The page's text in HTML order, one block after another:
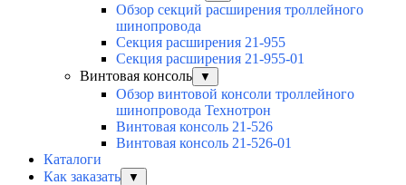
Обзор секций расширения троллейного
шинопровода
Секция расширения 21-955
Секция расширения 21-955-01
Винтовая консоль
▼
Обзор винтовой консоли троллейного
шинопровода Технотрон
Винтовая консоль 21-526
Винтовая консоль 21-526-01
Каталоги
Как заказать
▼